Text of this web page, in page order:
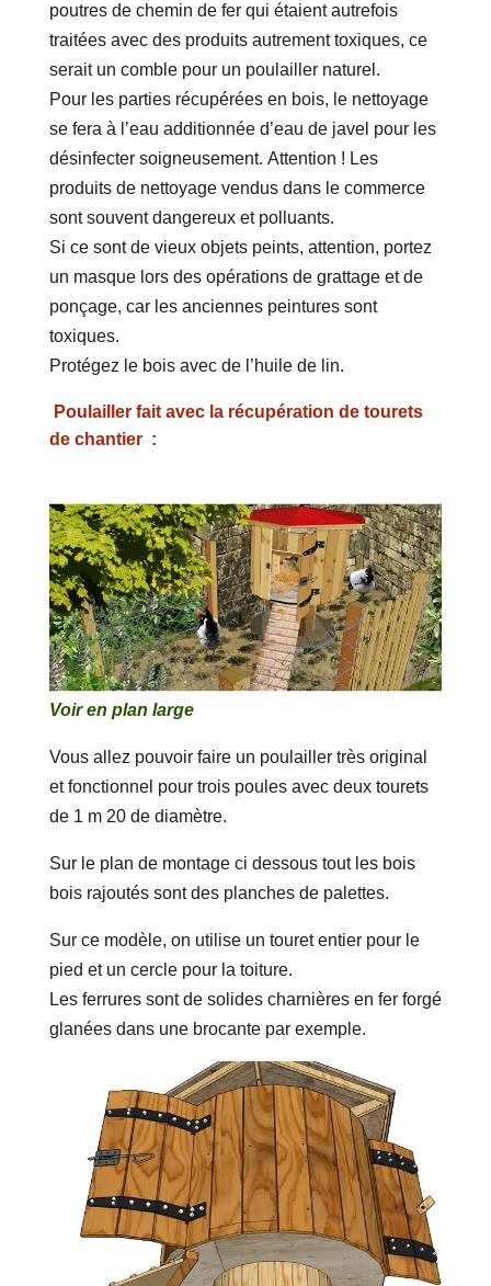
poutres de chemin de fer qui étaient autrefois
traitées avec des produits autrement toxiques, ce
serait un comble pour un poulailler naturel.
Pour les parties récupérées en bois, le nettoyage
se fera à l’eau additionnée d’eau de javel pour les
désinfecter soigneusement. Attention ! Les
produits de nettoyage vendus dans le commerce
sont souvent dangereux et polluants.
Si ce sont de vieux objets peints, attention, portez
un masque lors des opérations de grattage et de
ponçage, car les anciennes peintures sont
toxiques.
Protégez le bois avec de l’huile de lin.
Poulailler fait avec la récupération de tourets
de chantier :
Voir en plan large
Vous allez pouvoir faire un poulailler très original
et fonctionnel pour trois poules avec deux tourets
de 1 m 20 de diamètre.
Sur le plan de montage ci dessous tout les bois
bois rajoutés sont des planches de palettes.
Sur ce modèle, on utilise un touret entier pour le
pied et un cercle pour la toiture.
Les ferrures sont de solides charnières en fer forgé
glanées dans une brocante par exemple.